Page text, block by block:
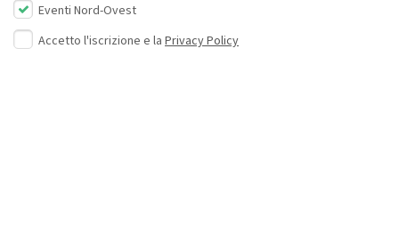
Eventi Nord-Ovest
Accetto l'iscrizione e la Privacy Policy